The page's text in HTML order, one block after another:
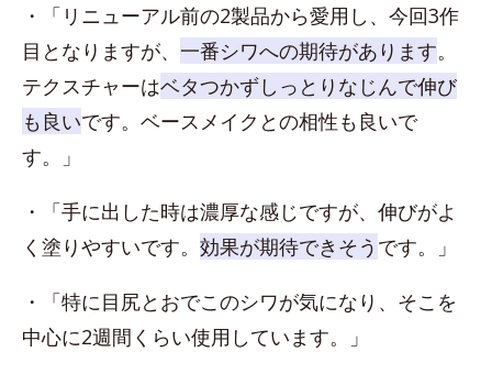
・「リニューアル前の2製品から愛用し、今回3作
目となりますが、 一番シワへの期待があります。
テクスチャーはベタつかずしっとりなじんで伸び
も良いです。ベースメイクとの相性も良いで
す。」
・「手に出した時は濃厚な感じですが、伸びがよ
く塗りやすいです。 効果が期待できそう です。」
・「特に目尻とおでこのシワが気になり、そこを
中心に2週間くらい使用しています。」